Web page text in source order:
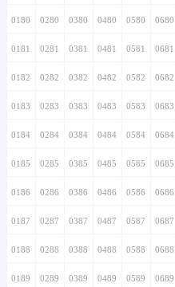
0180 0280 0380 0480 0580 0680
0181 0281 0381 0481 0581 0681
0182 0282 0382 0482 0582 0682
0183 0283 0383 0483 0583 0683
0184 0284 0384 0484 0584 0684
0185 0285 0385 0485 0585 0685
0186 0286 0386 0486 0586 0686
0187 0287 0387 0487 0587 0687
0188 0288 0388 0488 0588 0688
0189 0289 0389 0489 0589 0689